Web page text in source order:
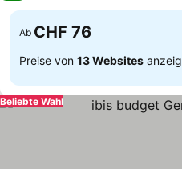
Ab CHF 76
Preise von 13 Websites
Beliebte Wahl